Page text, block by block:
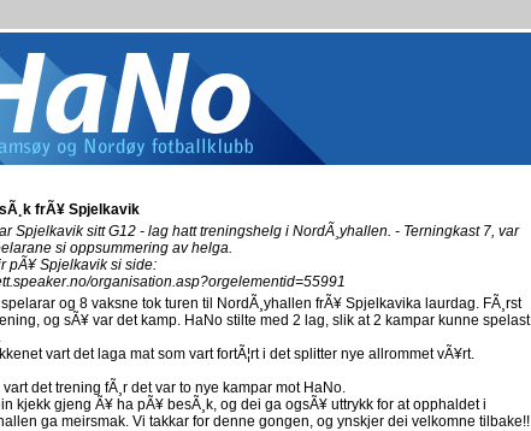
frÃ¥ Spjelkavik
Spjelkavik sitt G12 - lag hatt treningshelg i NordÃ¸yhallen. - Terningkast 7, var
si oppsummering av helga.
pÃ¥ Spjelkavik si side:
organisation.asp?orgelementid=55991
og 8 vaksne tok turen til NordÃ¸yhallen frÃ¥ Spjelkavika laurdag. FÃ¸rst
og sÃ¥ var det kamp. HaNo stilte med 2 lag, slik at 2 kampar kunne spelast
vart det laga mat som vart fortÃ¦rt i det splitter nye allrommet vÃ¥rt.
vart det trening fÃ¸r det var to nye kampar mot HaNo.
kjekk gjeng Ã¥ ha pÃ¥ besÃ¸k, og dei ga ogsÃ¥ uttrykk for at opphaldet i
ga meirsmak. Vi takkar for denne gongen, og ynskjer dei velkomne tilbake!!